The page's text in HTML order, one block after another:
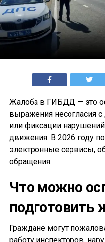
Жалоба в ГИБДД — это
выражения несогласия
или фиксации
движения. В 2026 году
электронные сервисы,
обращения.
Что можно
подготовить
Граждане могут
работу инспекторов,